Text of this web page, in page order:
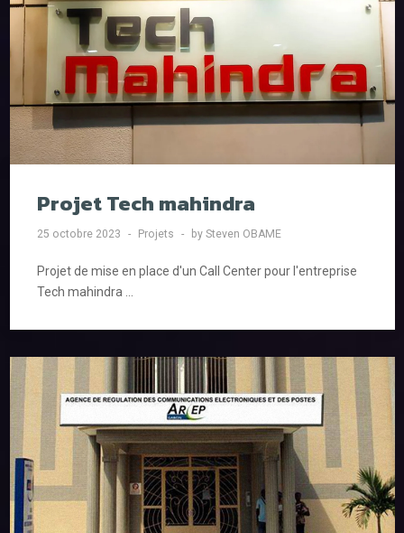
Projet Tech mahindra
25 octobre 2023 Projets by Steven OBAME
Projet de mise en place d'un Call Center pour l'entreprise
Tech mahindra ...